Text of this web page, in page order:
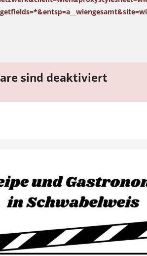
sind deaktiviert